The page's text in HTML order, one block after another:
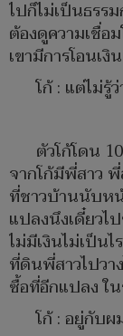
ไปก็ไม่เป็นธรร
ต้องดูความเชื่อ
เขามีการโอนเ
โก้ : แต่ไม่รู้
ตัวโก้โดน
จากโก้มีพี่สาว
ที่ชาวบ้านนับหน้
แปลงนึงเดี๋ยวไ
ไม่มีเงินไม่เป็น
ที่ดินพี่สาวไปวา
ซื้อที่อีกแปลง ใ
โก้ : อยู่กับ